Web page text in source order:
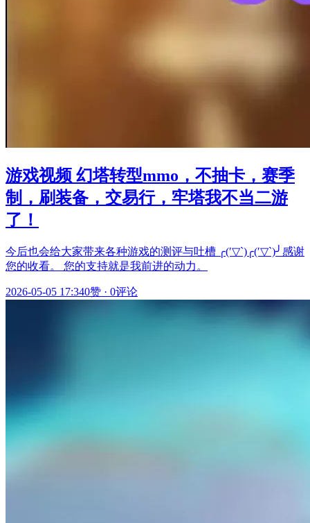
游戏视频 幻塔转型mmo，不抽卡，赛季
制，刷装备，交易行，牢塔我不当二游
了！
今后也会给大家带来各种游戏的测评与吐槽 ╭(′▽`)╭(′▽`)╯感谢
您的收看。 您的支持就是我前进的动力。
2026-05-05 17:340赞 · 0评论